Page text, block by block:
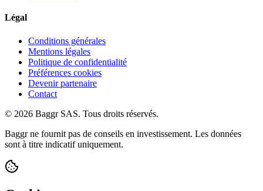
Légal
Conditions générales
Mentions légales
Politique de confidentialité
Préférences cookies
Devenir partenaire
Contact
© 2026 Baggr SAS. Tous droits réservés.
Baggr ne fournit pas de conseils en investissement. Les données
sont à titre indicatif uniquement.